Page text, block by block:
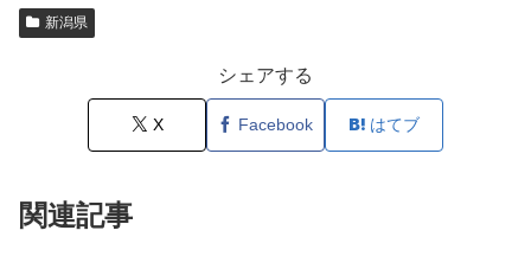
新潟県
シェアする
X Facebook はてブ
関連記事